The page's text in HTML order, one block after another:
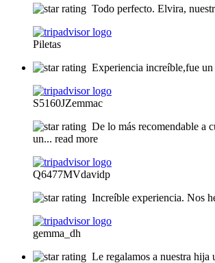
Todo perfecto. Elvira,
Piletas
Experiencia increíble,fue
S5160JZemmac
De lo más recomendable a
un... read more
Q6477MVdavidp
Increíble experiencia. Nos
gemma_dh
Le regalamos a nuestra hija